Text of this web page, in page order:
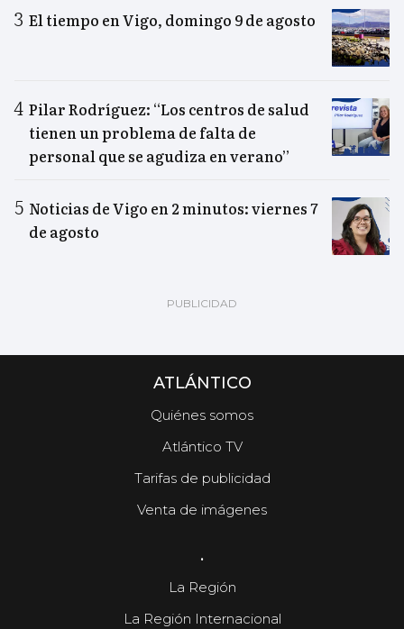
El tiempo en Vigo, domingo 9 de agosto
Pilar Rodríguez: “Los centros de salud
tienen un problema de falta de
personal que se agudiza en verano”
Noticias de Vigo en 2 minutos: viernes 7
de agosto
ATLÁNTICO
Quiénes somos
Atlántico TV
Tarifas de publicidad
Venta de imágenes
.
La Región
La Región Internacional